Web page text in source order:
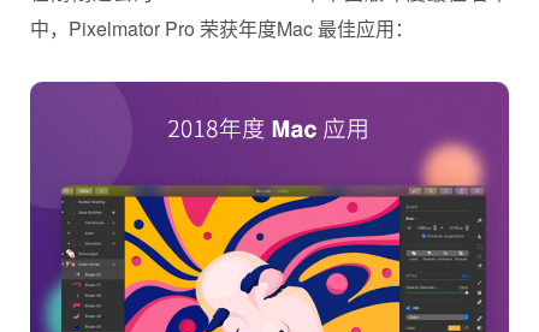
中，Pixelmator Pro 荣获年度Mac 最佳应用：